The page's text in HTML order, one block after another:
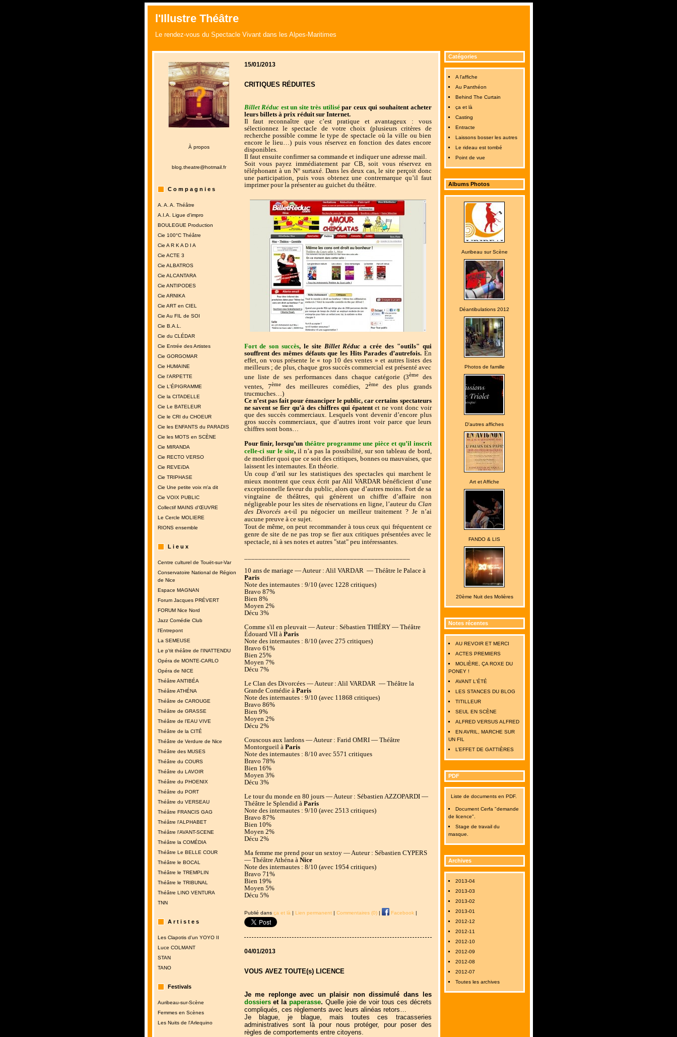
l'Illustre Théâtre
Le rendez-vous du Spectacle Vivant dans les Alpes-Maritimes
À propos
blog.theatre@hotmail.fr
C o m p a g n i e s
A. A. A. Théâtre
A.I.A. Ligue d'impro
BOULEGUE Production
Cie 100°C Théâtre
Cie A R K A D I A
Cie ACTE 3
Cie ALBATROS
Cie ALCANTARA
Cie ANTIPODES
Cie ARNIKA
Cie ART en CIEL
Cie Au FIL de SOI
Cie B.A.L.
Cie du CLÉDAR
Cie Entrée des Artistes
Cie GORGOMAR
Cie HUMAINE
Cie l'ARPETTE
Cie L'ÉPIGRAMME
Cie la CITADELLE
Cie Le BATELEUR
Cie le CRI du CHOEUR
Cie les ENFANTS du PARADIS
Cie les MOTS en SCÈNE
Cie MIRANDA
Cie RECTO VERSO
Cie REVEïDA
Cie TRIPHASE
Cie Une petite voix m'a dit
Cie VOIX PUBLIC
Collectif MAINS d'ŒUVRE
Le Cercle MOLIERE
RIONS ensemble
L i e u x
Centre culturel de Touët-sur-Var
Conservatoire National de Région
de Nice
Espace MAGNAN
Forum Jacques PRÉVERT
FORUM Nice Nord
Jazz Comédie Club
l'Entrepont
La SEMEUSE
Le p'tit théâtre de l'INATTENDU
Opéra de MONTE-CARLO
Opéra de NICE
Théâtre ANTIBÉA
Théâtre ATHÉNA
Théâtre de CAROUGE
Théâtre de GRASSE
Théâtre de l'EAU VIVE
Théâtre de la CITÉ
Théâtre de Verdure de Nice
Théâtre des MUSES
Théâtre du COURS
Théâtre du LAVOIR
Théâtre du PHOENIX
Théâtre du PORT
Théâtre du VERSEAU
Théâtre FRANCIS GAG
Théâtre l'ALPHABET
Théâtre l'AVANT-SCENE
Théâtre la COMÉDIA
Théâtre Le BELLE COUR
Théâtre le BOCAL
Théâtre le TREMPLIN
Théâtre le TRIBUNAL
Théâtre LINO VENTURA
TNN
A r t i s t e s
Les Clapotis d'un YOYO II
Luce COLMANT
STAN
TANO
Festivals
Auribeau-sur-Scène
Femmes en Scènes
Les Nuits de l'Arlequino
Catégories
A l'affiche
Au Panthéon
Behind The Curtain
ça et là
Casting
Entracte
Laissons bosser les autres
Le rideau est tombé
Point de vue
Albums Photos
Auribeau sur Scène
Déantibulations 2012
Photos de famille
D'autres affiches
Art et Affiche
FANDO & LIS
20ème Nuit des Molières
Notes récentes
AU REVOIR ET MERCI
ACTES PREMIERS
MOLIÈRE, ÇA ROXE DU
PONEY !
AVANT L'ÉTÉ
LES STANCES DU BLOG
TITILLEUR
SEUL EN SCÈNE
ALFRED VERSUS ALFRED
EN AVRIL, MARCHE SUR
UN FIL
L’EFFET DE GATTIÈRES
PDF
Liste de documents en PDF.
Document Cerfa "demande
de licence".
Stage de travail du
masque.
Archives
2013-04
2013-03
2013-02
2013-01
2012-12
2012-11
2012-10
2012-09
2012-08
2012-07
Toutes les archives
15/01/2013
CRITIQUES RÉDUITES
Billet Réduc est un site très utilisépar ceux qui souhaitent acheter
leurs billets à prix réduit sur Internet.
Il faut reconnaître que c’est pratique et avantageux : vous
sélectionnez le spectacle de votre choix (plusieurs critères de
recherche possible comme le type de spectacle où la ville ou bien
encore le lieu…) puis vous réservez en fonction des dates encore
disponibles.
Il faut ensuite confirmer sa commande et indiquer une adresse mail.
Soit vous payez immédiatement par CB, soit vous réservez en
téléphonant à un N° surtaxé. Dans les deux cas, le site perçoit donc
une participation, puis vous obtenez une contremarque qu’il faut
imprimer pour la présenter au guichet du théâtre.
Fort de son succès, le site Billet Réduc a crée des "outils" qui
souffrent des mêmes défauts que les Hits Parades d’autrefois.En
effet, on vous présente le « top 10 des ventes » et autres listes des
meilleurs ; de plus, chaque gros succès commercial est présenté avec
une liste de ses performances dans chaque catégorie (3ème
des
ventes, 7ème des meilleures comédies, 2èmedes plus grands
trucmuches…)
Ce n’est pas fait pour émanciper le public, car certains spectateurs
ne savent se fier qu’à des chiffres qui épatentet ne vont donc voir
que des succès commerciaux. Lesquels vont devenir d’encore plus
gros succès commerciaux, que d’autres iront voir parce que leurs
chiffres sont bons…
Pour finir, lorsqu’un théâtre programme une pièce et qu’il inscrit
celle-ci sur le site,il n’a pas la possibilité, sur son tableau de bord,
de modifier quoi que ce soit des critiques, bonnes ou mauvaises, que
laissent les internautes. En théorie.
Un coup d’œil sur les statistiques des spectacles qui marchent le
mieux montrent que ceux écrit par Alil VARDAR bénéficient d’une
exceptionnelle faveur du public, alors que d’autres moins. Fort de sa
vingtaine de théâtres, qui génèrent un chiffre d’affaire non
négligeable pour les sites de réservations en ligne, l’auteur duClan
des Divorcés a-t-il pu négocier un meilleur traitement ? Je n’ai
aucune preuve à ce sujet.
Tout de même, on peut recommander à tous ceux qui fréquentent ce
genre de site de ne pas trop se fier aux critiques présentées avec le
spectacle, ni à ses notes et autres "stat" peu intéressantes.
10 ans de mariage — Auteur : Alil VARDAR — Théâtre le Palace à
Paris
Note des internautes : 9/10 (avec 1228 critiques)
Bravo 87%
Bien 8%
Moyen 2%
Décu 3%
Comme s'il en pleuvait — Auteur : Sébastien THIÉRY — Théâtre
Édouard VII à Paris
Note des internautes : 8/10 (avec 275 critiques)
Bravo 61%
Bien 25%
Moyen 7%
Décu 7%
Le Clan des Divorcées — Auteur : Alil VARDAR — Théâtre la
Grande Comédie à Paris
Note des internautes : 9/10 (avec 11868 critiques)
Bravo 86%
Bien 9%
Moyen 2%
Décu 2%
Couscous aux lardons — Auteur : Farid OMRI — Théâtre
Montorgueil à Paris
Note des internautes : 8/10 avec 5571 critiques
Bravo 78%
Bien 16%
Moyen 3%
Décu 3%
Le tour du monde en 80 jours — Auteur : Sébastien AZZOPARDI —
Théâtre le Splendid à Paris
Note des internautes : 9/10 (avec 2513 critiques)
Bravo 87%
Bien 10%
Moyen 2%
Décu 2%
Ma femme me prend pour un sextoy — Auteur : Sébastien CYPERS
— Théâtre Athéna à Nice
Note des internautes : 8/10 (avec 1954 critiques)
Bravo 71%
Bien 19%
Moyen 5%
Décu 5%
Publié dans ça et là| Lien permanent| Commentaires (0)| Facebook|
04/01/2013
VOUS AVEZ TOUTE(s) LICENCE
Je me replonge avec un plaisir non dissimulé dans les
dossierset lapaperasse. Quelle joie de voir tous ces décrets
compliqués, ces règlements avec leurs alinéas retors…
Je blague, je blague, mais toutes ces tracasseries
administratives sont là pour nous protéger, pour poser des
règles de comportements entre citoyens.